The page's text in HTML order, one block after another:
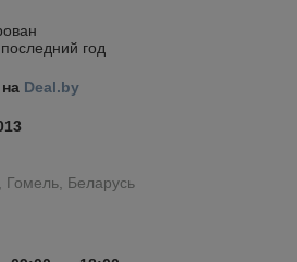
год
Deal.by
Беларусь